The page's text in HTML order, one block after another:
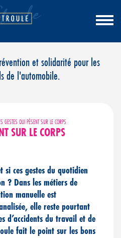
et solidarité pour les
de l'automobile.
GESTES QUI PÈSENT SUR LE CORPS
SUR LE CORPS
ces gestes du quotidien
? Dans les métiers de
manuelle est
elle reste pourtant
d’accidents du travail et de
fait le point sur les bons